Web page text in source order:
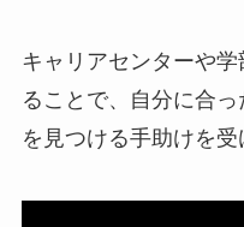
キャリアセンターや
ることで、自分に合
を見つける手助けを受